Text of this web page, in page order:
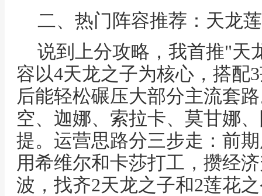
二、热门阵容推荐：天龙
说到上分攻略，我首推"天
容以4天龙之子为核心，搭配
后能轻松碾压大部分主流套
空、迦娜、索拉卡、莫甘娜
提。运营思路分三步走：前
用希维尔和卡莎打工，攒经
波，找齐2天龙之子和2莲花